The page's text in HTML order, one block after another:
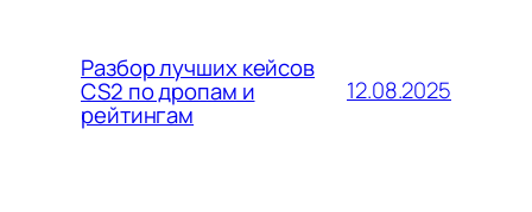
Разбор лучших кейсов
CS2 по дропам и
рейтингам
12.08.2025